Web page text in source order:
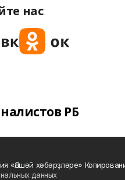
нас
РБ
«Әлшәй хәбәрҙләре»
данных